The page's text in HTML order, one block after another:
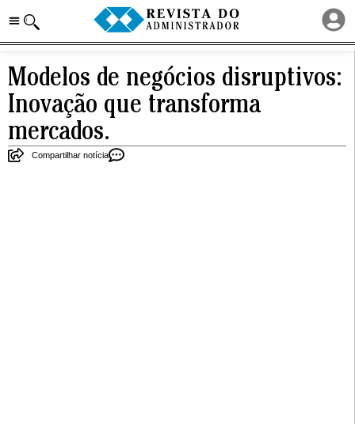
Modelos de negócios disruptivos:
Inovação que transforma
mercados.
Compartilhar notícia